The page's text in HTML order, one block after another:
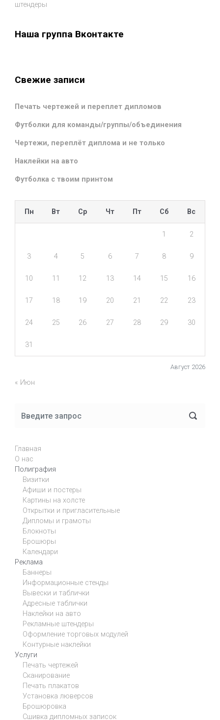
штендеры
Наша группа Вконтакте
Свежие записи
Печать чертежей и переплет дипломов
Футболки для команды/группы/объединения
Чертежи, переплёт диплома и не только
Наклейки на авто
Футболка с твоим принтом
Август 2026
Пн Вт Ср Чт Пт Сб Вс
1 2
3 4 5 6 7 8 9
10 11 12 13 14 15 16
17 18 19 20 21 22 23
24 25 26 27 28 29 30
31
« Июн
Главная
О нас
Полиграфия
Визитки
Афиши и постеры
Картины на холсте
Открытки и пригласительные
Дипломы и грамоты
Блокноты
Брошюры
Календари
Реклама
Баннеры
Информационные стенды
Вывески и таблички
Адресные таблички
Наклейки на авто
Рекламные штендеры
Оформление торговых модулей
Контурные наклейки
Услуги
Печать чертежей
Сканирование
Печать плакатов
Установка люверсов
Брошюровка
Сшивка дипломных записок